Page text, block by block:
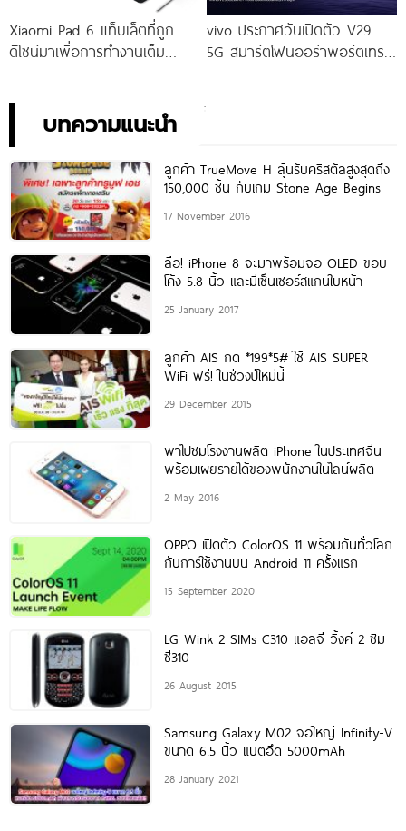
Xiaomi Pad 6 แท็บเล็ตที่ถูก
ดีไซน์มาเพื่อการทำงานเต็ม
vivo ประกาศวันเปิดตัว V29
5G สมาร์ตโฟนออร่าพอร์ตเทร
บทความแนะนำ
ลูกค้า TrueMove H ลุ้นรับคริสตัลสูงสุดถึง
150,000 ชิ้น กับเกม Stone Age Begins
17 November 2016
ลือ! iPhone 8 จะมาพร้อมจอ OLED ขอบ
โค้ง 5.8 นิ้ว และมีเซ็นเซอร์สแกนใบหน้า
25 January 2017
ลูกค้า AIS กด *199*5# ใช้ AIS SUPER
WiFi ฟรี! ในช่วงปีใหม่นี้
29 December 2015
พาไปชมโรงงานผลิต iPhone ในประเทศจีน
พร้อมเผยรายได้ของพนักงานในไลน์ผลิต
2 May 2016
OPPO เปิดตัว ColorOS 11 พร้อมกันทั่วโลก
กับการใช้งานบน Android 11 ครั้งแรก
15 September 2020
LG Wink 2 SIMs C310 แอลจี วิ้งค์ 2 ซิม
ซี310
26 August 2015
Samsung Galaxy M02 จอใหญ่ Infinity-V
ขนาด 6.5 นิ้ว แบตอึด 5000mAh
28 January 2021